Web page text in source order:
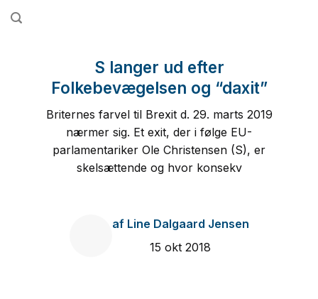
Fortsæt
S langer ud efter
Folkebevægelsen og “daxit”
Briternes farvel til Brexit d. 29. marts 2019
nærmer sig. Et exit, der i følge EU-
parlamentariker Ole Christensen (S), er
skelsættende og hvor konsekv
afLine Dalgaard Jensen
15 okt 2018